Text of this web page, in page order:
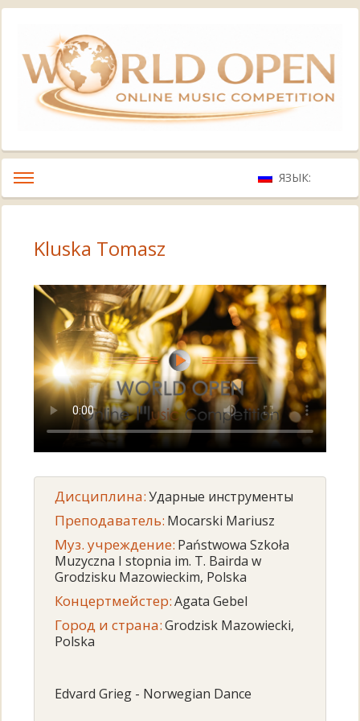
ЯЗЫК:
Kluska Tomasz
Дисциплина:Ударные инструменты
Преподаватель: Mocarski Mariusz
Муз. учреждение: Państwowa Szkoła
Muzyczna I stopnia im. T. Bairda w
Grodzisku Mazowieckim, Polska
Концертмейстер:Agata Gebel
Город и страна:Grodzisk Mazowiecki,
Polska
Edvard Grieg - Norwegian Dance